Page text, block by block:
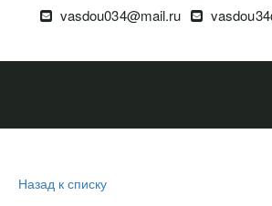
vasdou034@mail.ru
Назад к списку